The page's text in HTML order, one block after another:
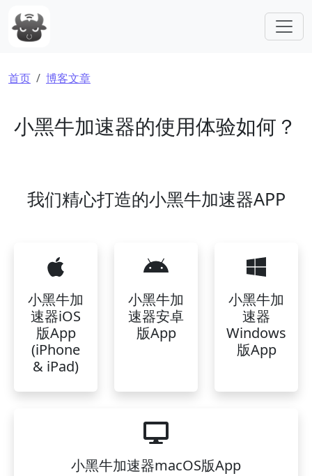
面包屑
首页 博客文章
小黑牛加速器的使用体验如何？
我们精心打造的小黑牛加速器APP
小黑牛加
速器iOS
版App
(iPhone
& iPad)
小黑牛加
速器安卓
版App
小黑牛加
速器
Windows
版App
小黑牛加速器macOS版App